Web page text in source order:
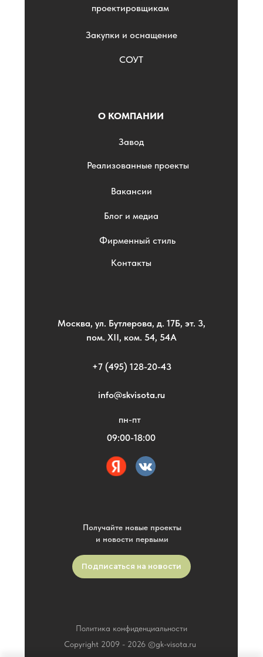
Политика конфиденциальности
Copyright 2009 - 2026 ©gk-visota.ru
проектировщикам
Закупки и оснащение
СОУТ
Получайте новые проекты
и новости первыми
О КОМПАНИИ
Завод
Реализованные проекты
Вакансии
Блог и медиа
Фирменный стиль
Контакты
+7 (495) 128-20-43
info@skvisota.ru
Москва, ул. Бутлерова, д. 17Б, эт. 3,
пом. XII, ком. 54, 54А
пн-пт
09:00-18:00
Подписаться на новости